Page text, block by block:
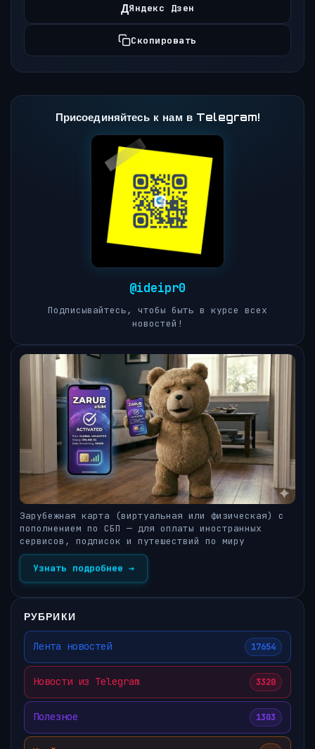
ДЯндекс Дзен
Скопировать
Присоединяйтесь к нам в Telegram!
@ideipr0
Подписывайтесь, чтобы быть в курсе всех
новостей!
Зарубежная карта (виртуальная или физическая) с
пополнением по СБП — для оплаты иностранных
сервисов, подписок и путешествий по миру
Узнать подробнее →
РУБРИКИ
Лента новостей 17654
Новости из Telegram 3320
Полезное 1303